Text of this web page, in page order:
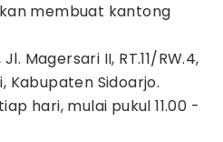
membuat kantong
Magersari II, RT.11/RW.4,
Kabupaten Sidoarjo.
hari, mulai pukul 11.00 -